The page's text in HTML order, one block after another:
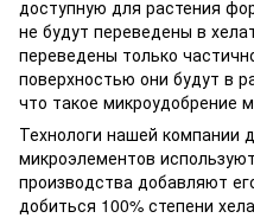
доступную для растения
не будут переведены в
переведены только
поверхностью они будут в
что такое микроудобрение
Технологи нашей компании
микроэлементов используют
производства добавляют
добиться 100% степени